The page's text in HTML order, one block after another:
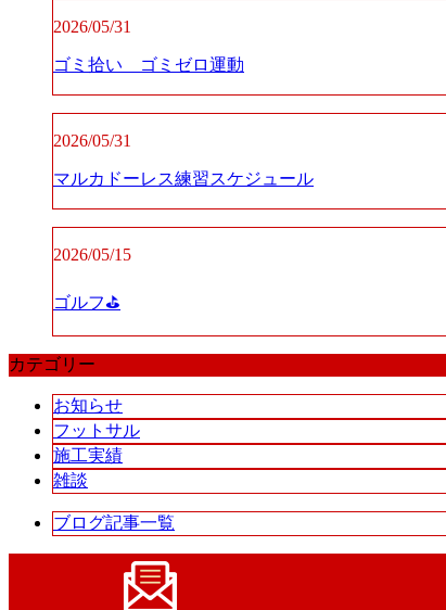
2026/05/31
ゴミ拾い ゴミゼロ運動
2026/05/31
マルカドーレス練習スケジュール
2026/05/15
ゴルフ⛳️
カテゴリー
お知らせ
フットサル
施工実績
雑談
ブログ記事一覧